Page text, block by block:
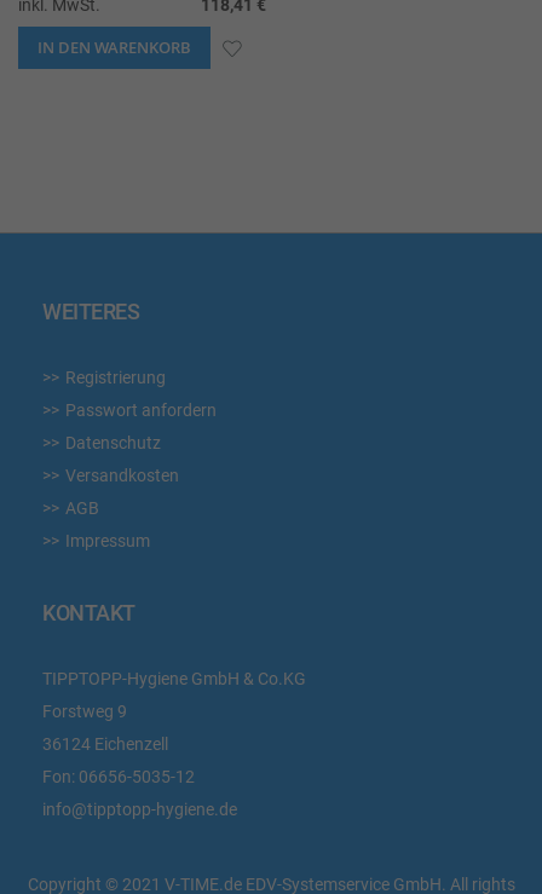
inkl. MwSt.
118,41 €
IN DEN WARENKORB ZUR
WEITERES
Registrierung
Passwort anfordern
Datenschutz
Versandkosten
AGB
Impressum
KONTAKT
TIPPTOPP-Hygiene GmbH & Co.KG
Forstweg 9
36124 Eichenzell
Fon: 06656-5035-12
info@tipptopp-hygiene.de
Copyright © 2021 V-TIME.de EDV-Systemservice GmbH. All rights